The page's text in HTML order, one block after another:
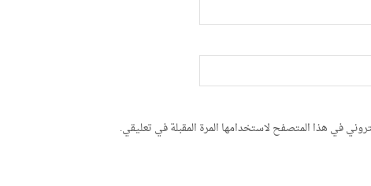
في هذا المتصفح لاستخدامها المرة المقبلة في تعليقي.